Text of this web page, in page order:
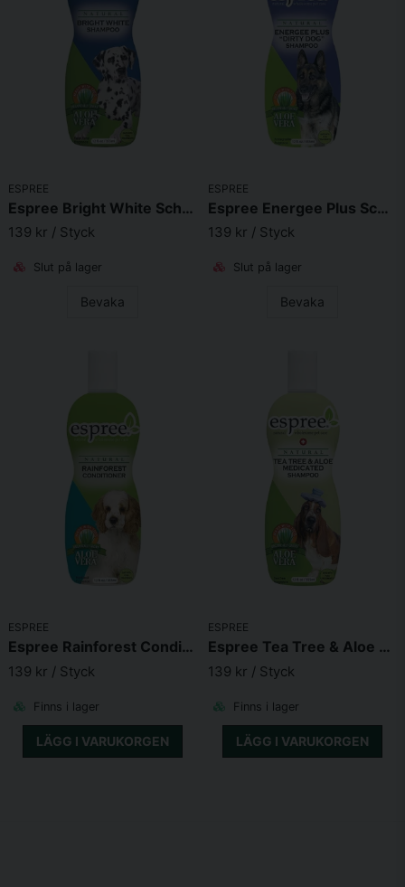
ESPREE
Espree Bright White Schampo
139 kr / Styck
Slut på lager
Bevaka
ESPREE
Espree Energee Plus Schampo
139 kr / Styck
Slut på lager
Bevaka
ESPREE
Espree Rainforest Conditioner
139 kr / Styck
Finns i lager
LÄGG I VARUKORGEN
ESPREE
Espree Tea Tree & Aloe Schampo
139 kr / Styck
Finns i lager
LÄGG I VARUKORGEN